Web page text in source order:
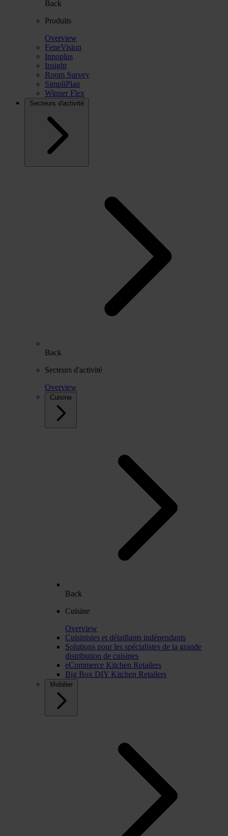
Back
Produits
Overview
FeneVision
Innoplus
Insight
Room Survey
SimpliPlan
Winner Flex
Secteurs d'activité
Back
Secteurs d'activité
Overview
Cuisine
Back
Cuisine
Overview
Cuisinistes et détaillants indépendants
Solutions pour les spécialistes de la grande
distribution de cuisines
eCommerce Kitchen Retailers
Big Box DIY Kitchen Retailers
Mobilier